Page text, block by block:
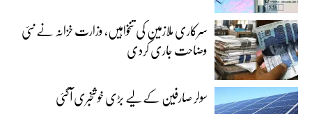
سرکاری ملازمین کی تنخواہیں، وزارت خزانہ نے نئی
وضاحت جاری کردی
سولر صارفین کے لیے بڑی خوشخبری آگئی